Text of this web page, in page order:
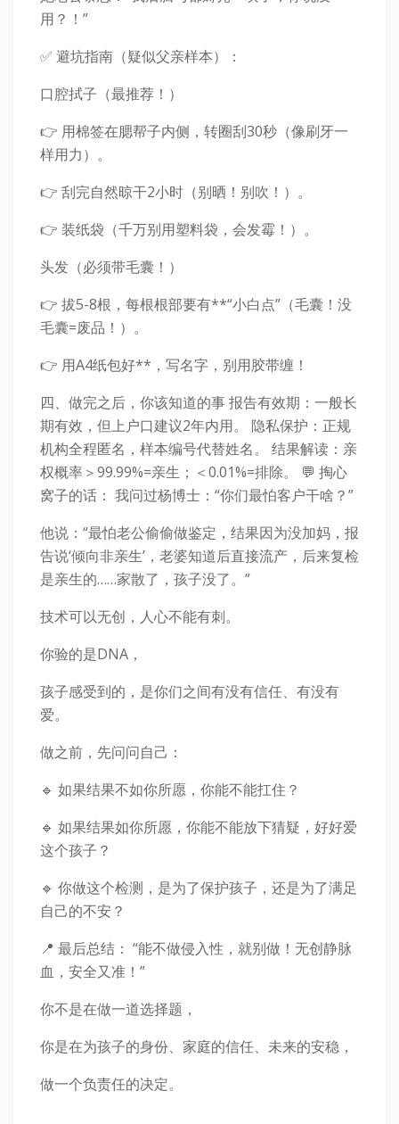
用？！”
✅ 避坑指南（疑似父亲样本）：
口腔拭子（最推荐！）
👉 用棉签在腮帮子内侧，转圈刮30秒（像刷牙一
样用力）。
👉 刮完自然晾干2小时（别晒！别吹！）。
👉 装纸袋（千万别用塑料袋，会发霉！）。
头发（必须带毛囊！）
👉 拔5-8根，每根根部要有**“小白点”（毛囊！没
毛囊=废品！）。
👉 用A4纸包好**，写名字，别用胶带缠！
四、做完之后，你该知道的事 报告有效期：一般长
期有效，但上户口建议2年内用。 隐私保护：正规
机构全程匿名，样本编号代替姓名。 结果解读：亲
权概率＞99.99%=亲生；＜0.01%=排除。 💬 掏心
窝子的话： 我问过杨博士：“你们最怕客户干啥？”
他说：“最怕老公偷偷做鉴定，结果因为没加妈，报
告说‘倾向非亲生’，老婆知道后直接流产，后来复检
是亲生的……家散了，孩子没了。”
技术可以无创，人心不能有刺。
你验的是DNA，
孩子感受到的，是你们之间有没有信任、有没有
爱。
做之前，先问问自己：
🔹 如果结果不如你所愿，你能不能扛住？
🔹 如果结果如你所愿，你能不能放下猜疑，好好爱
这个孩子？
🔹 你做这个检测，是为了保护孩子，还是为了满足
自己的不安？
📍 最后总结： “能不做侵入性，就别做！无创静脉
血，安全又准！”
你不是在做一道选择题，
你是在为孩子的身份、家庭的信任、未来的安稳，
做一个负责任的决定。